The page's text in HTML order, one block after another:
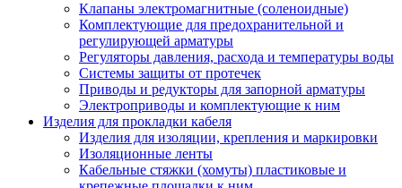
Клапаны электромагнитные (соленоидные)
Комплектующие для предохранительной и
регулирующей арматуры
Регуляторы давления, расхода и температуры воды
Системы защиты от протечек
Приводы и редукторы для запорной арматуры
Электроприводы и комплектующие к ним
Изделия для прокладки кабеля
Изделия для изоляции, крепления и маркировки
Изоляционные ленты
Кабельные стяжки (хомуты) пластиковые и